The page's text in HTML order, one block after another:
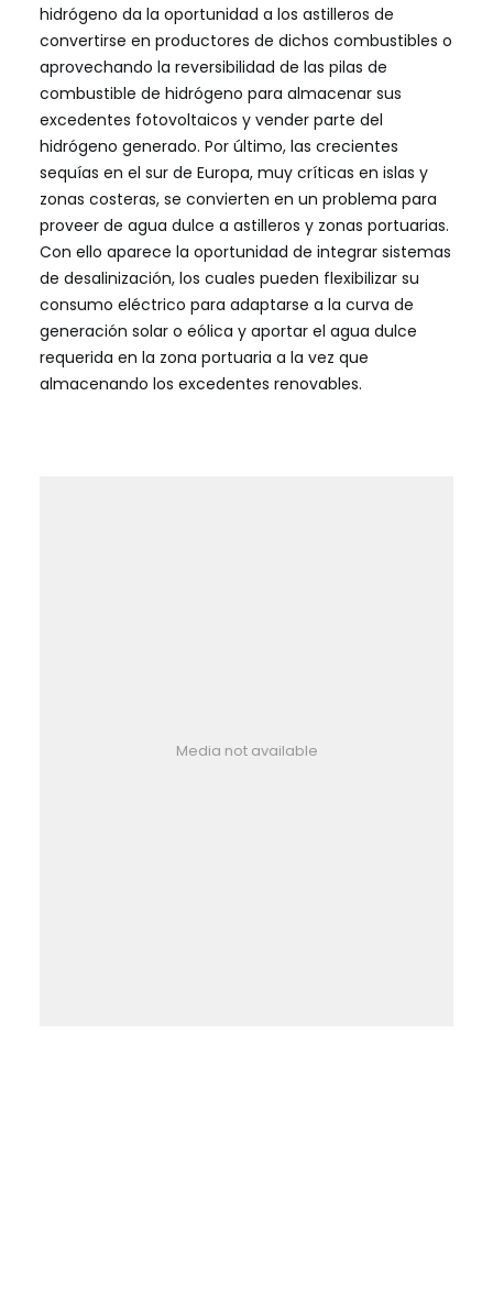
hidrógeno da la oportunidad a los astilleros de
convertirse en productores de dichos combustibles o
aprovechando la reversibilidad de las pilas de
combustible de hidrógeno para almacenar sus
excedentes fotovoltaicos y vender parte del
hidrógeno generado. Por último, las crecientes
sequías en el sur de Europa, muy críticas en islas y
zonas costeras, se convierten en un problema para
proveer de agua dulce a astilleros y zonas portuarias.
Con ello aparece la oportunidad de integrar sistemas
de desalinización, los cuales pueden flexibilizar su
consumo eléctrico para adaptarse a la curva de
generación solar o eólica y aportar el agua dulce
requerida en la zona portuaria a la vez que
almacenando los excedentes renovables.
Media not available